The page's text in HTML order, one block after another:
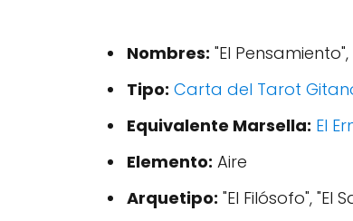
Nombres: "El
Tipo: Carta del Tarot
Equivalente Marsella: El
Elemento: Aire
Arquetipo: "El Filósofo", "El